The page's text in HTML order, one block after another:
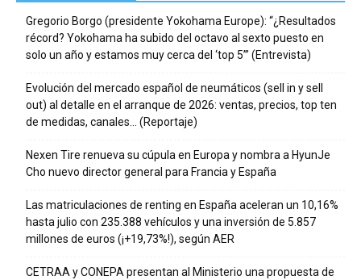
Gregorio Borgo (presidente Yokohama Europe): “¿Resultados
récord? Yokohama ha subido del octavo al sexto puesto en
solo un año y estamos muy cerca del ‘top 5’” (Entrevista)
Evolución del mercado español de neumáticos (sell in y sell
out) al detalle en el arranque de 2026: ventas, precios, top ten
de medidas, canales… (Reportaje)
Nexen Tire renueva su cúpula en Europa y nombra a HyunJe
Cho nuevo director general para Francia y España
Las matriculaciones de renting en España aceleran un 10,16%
hasta julio con 235.388 vehículos y una inversión de 5.857
millones de euros (¡+19,73%!), según AER
CETRAA y CONEPA presentan al Ministerio una propuesta de